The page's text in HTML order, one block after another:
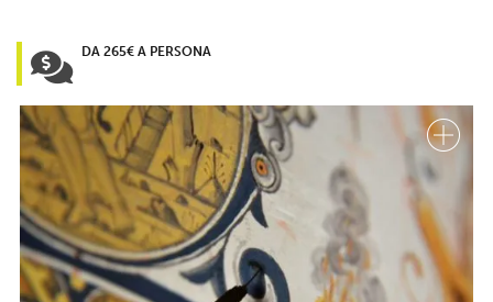
DA 265€ A PERSONA